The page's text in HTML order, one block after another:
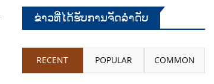
ຂ່າວທີ່ໄດ້ຮັບການຈັດລໍາດັບ
RECENT POPULAR COMMON